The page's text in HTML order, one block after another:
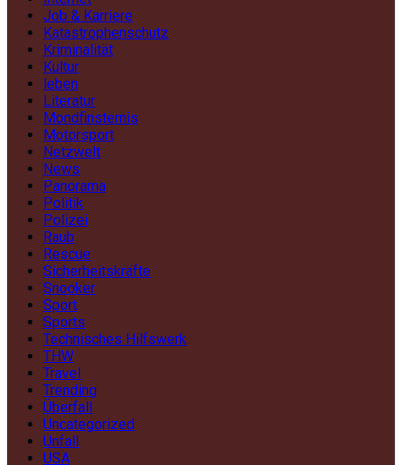
Job & Karriere
Katastrophenschutz
Kriminalität
Kultur
leben
Literatur
Mondfinsternis
Motorsport
Netzwelt
News
Panorama
Politik
Polizei
Raub
Rescue
Sicherheitskräfte
Snooker
Sport
Sports
Technisches Hilfswerk
THW
Travel
Trending
Überfall
Uncategorized
Unfall
USA